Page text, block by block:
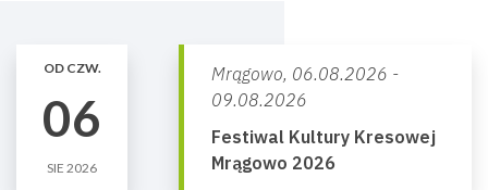
OD CZW.
06
SIE 2026
Mrągowo, 06.08.2026 -
09.08.2026
Festiwal Kultury Kresowej
Mrągowo 2026